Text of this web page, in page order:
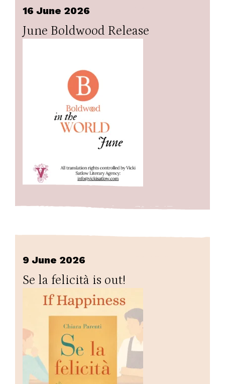
16 June 2026
June Boldwood Release
9 June 2026
Se la felicità is out!